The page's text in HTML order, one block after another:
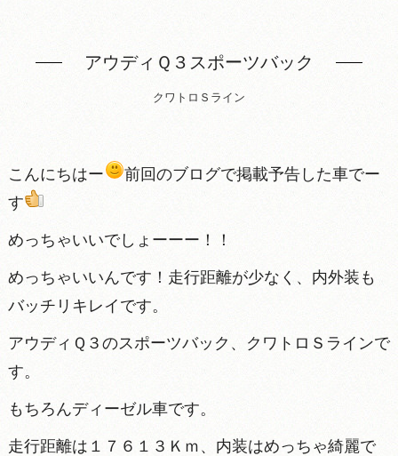
アウディＱ３スポーツバック
クワトロＳライン
こんにちはー
前回のブログで掲載予告した車でー
す
めっちゃいいでしょーーー！！
めっちゃいいんです！走行距離が少なく、内外装も
バッチリキレイです。
アウディＱ３のスポーツバック、クワトロＳラインで
す。
もちろんディーゼル車です。
走行距離は１７６１３Ｋｍ、内装はめっちゃ綺麗で